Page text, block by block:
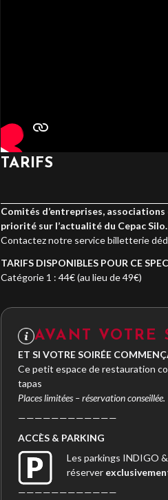
TARIFS
Comités d’entreprises,
priorité sur l’actualité du Cepac Silo.
Contactez notre service billetterie
TARIFS DISPONIBLES POUR CE
Catégorie 1 : 44€ (au lieu de 49€)
AVANT VOTRE
ET SI VOTRE SOIRÉE
Ce petit espace de restauration
tapas
Places limitées – réservation conseillée.
————————————
ACCÈS & PARKING
Les parkings INDIGO
réserver
————————————